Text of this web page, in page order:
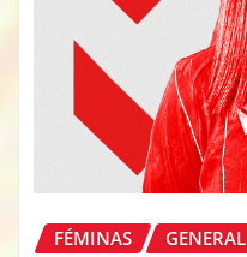
FÉMINAS GENERAL